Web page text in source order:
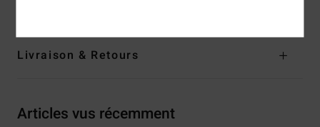
Livraison & Retours
Articles vus récemment